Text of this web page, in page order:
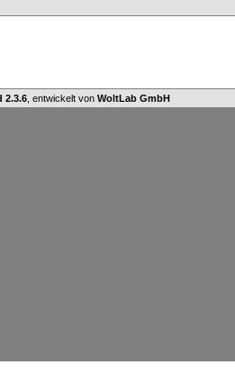
2.3.6 , entwickelt von WoltLab GmbH